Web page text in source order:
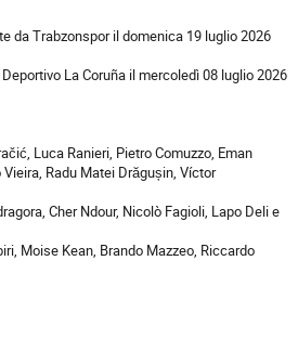
da Trabzonspor il domenica 19 luglio 2026
La Coruña il mercoledì 08 luglio 2026
Luca Ranieri, Pietro Comuzzo, Eman
Radu Matei Drăgușin, Víctor
Cher Ndour, Nicolò Fagioli, Lapo Deli e
Moise Kean, Brando Mazzeo, Riccardo